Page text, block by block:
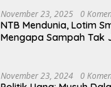
November 23, 2025 0
NTB Mendunia, Lotim
Mengapa Sampah Tak
November 23, 2024 0